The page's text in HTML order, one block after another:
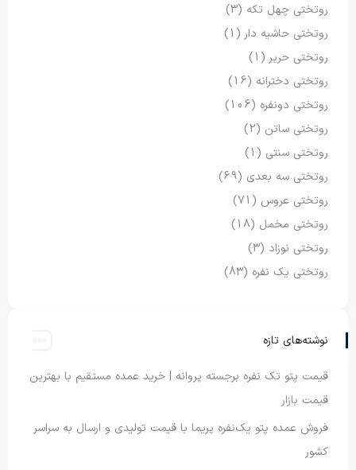
روتختی چهل تکه (3)
روتختی حاشیه دار (1)
روتختی حریر (1)
روتختی دخترانه (16)
روتختی دونفره (106)
روتختی ساتن (2)
روتختی سنتی (1)
روتختی سه بعدی (69)
روتختی عروس (71)
روتختی مخمل (18)
روتختی نوزاد (3)
روتختی یک نفره (83)
نوشته‌های تازه
قیمت پتو تک نفره برجسته پروانه | خرید عمده مستقیم با بهترین
قیمت بازار
فروش عمده پتو یک‌نفره پریما با قیمت تولیدی و ارسال به سراسر
کشور